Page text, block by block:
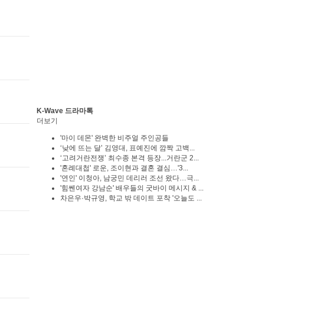
K-Wave 드라마톡
더보기
'마이 데몬' 완벽한 비주얼 주인공들
‘낮에 뜨는 달’ 김영대, 표예진에 깜짝 고백...
‘고려거란전쟁’ 최수종 본격 등장...거란군 2...
'혼례대첩' 로운, 조이현과 결혼 결심…'3...
'연인' 이청아, 남궁민 데리러 조선 왔다…극...
'힘쎈여자 강남순' 배우들의 굿바이 메시지 & ...
차은우·박규영, 학교 밖 데이트 포착 '오늘도 ...